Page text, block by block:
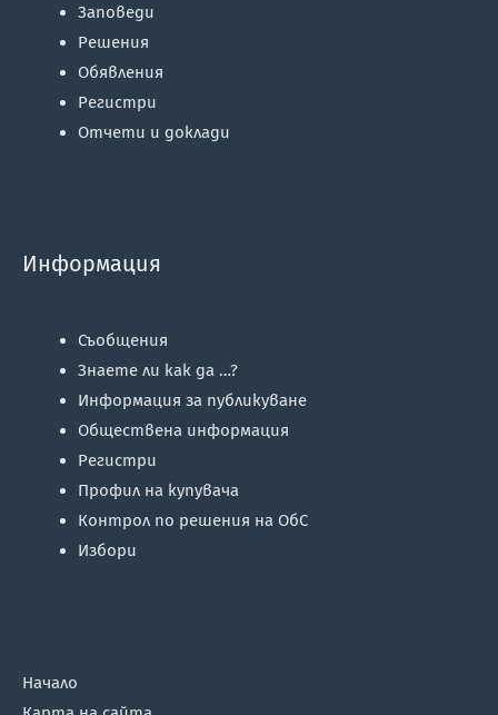
Заповеди
Решения
Обявления
Регистри
Отчети и доклади
Информация
Съобщения
Знаете ли как да …?
Информация за публикуване
Обществена информация
Регистри
Профил на купувача
Контрол по решения на ОбС
Избори
Начало